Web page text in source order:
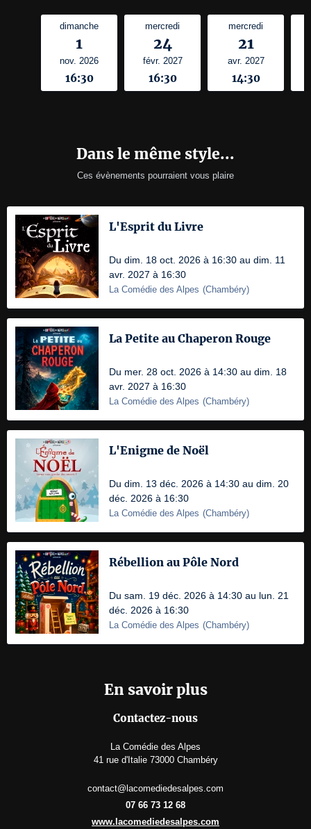
dimanche
1
nov. 2026
16:30
mercredi
24
févr. 2027
16:30
mercredi
21
avr. 2027
14:30
Dans le même style...
Ces évènements pourraient vous plaire
L'Esprit du Livre
Du dim. 18 oct. 2026 à 16:30 au dim. 11
avr. 2027 à 16:30
La Comédie des Alpes (Chambéry)
La Petite au Chaperon Rouge
Du mer. 28 oct. 2026 à 14:30 au dim. 18
avr. 2027 à 16:30
La Comédie des Alpes (Chambéry)
L'Enigme de Noël
Du dim. 13 déc. 2026 à 14:30 au dim. 20
déc. 2026 à 16:30
La Comédie des Alpes (Chambéry)
Rébellion au Pôle Nord
Du sam. 19 déc. 2026 à 14:30 au lun. 21
déc. 2026 à 16:30
La Comédie des Alpes (Chambéry)
En savoir plus
Contactez-nous
La Comédie des Alpes
41 rue d'Italie 73000 Chambéry
contact@lacomediedesalpes.com
07 66 73 12 68
www.lacomediedesalpes.com